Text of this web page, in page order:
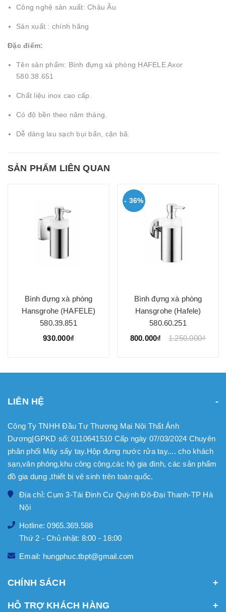
Công nghệ sản xuất: Châu Âu
Sản xuất : chính hãng
Đặc điểm:
Tên sản phẩm: Bình đựng xà phòng HAFELE Axor
580.38.651
Chất liệu inox cao cấp.
Có độ bền theo năm tháng.
Dễ dàng lau sạch bụi bẩn, cặn bã.
SẢN PHẨM LIÊN QUAN
Bình đựng xà phòng
Hansgrohe (HAFELE)
580.39.851
930.000₫
- 36%
Bình đựng xà phòng
Hansgrohe (Hafele)
580.60.251
800.000₫
1.250.000₫
LIÊN HỆ
Công Ty TNHH Đầu Tư Thương Mại Nội Thất Ánh
Dương|GPKD số: 0110641510 Cấp ngày 07/03/2024 Chuyên
phân phối Máy sấy tay.Hộp đựng nước rửa tay.... cho khách
sạn,văn phòng,khu công cộng,các hộ gia đình, các sản phẩm
đồ gia dụng ,thiết bị vệ sinh trên toàn quốc.
Địa chỉ: Cụm 3-Tái Định Cư Quỳnh Đô-Đại Thanh-TP Hà
Nội
Hotline: 0965.369.588
Thứ 2 - Chủ nhật: 8:00 - 18:00
Email: hungphuc.tbpt@gmail.com
CHÍNH SÁCH
HỖ TRỢ KHÁCH HÀNG